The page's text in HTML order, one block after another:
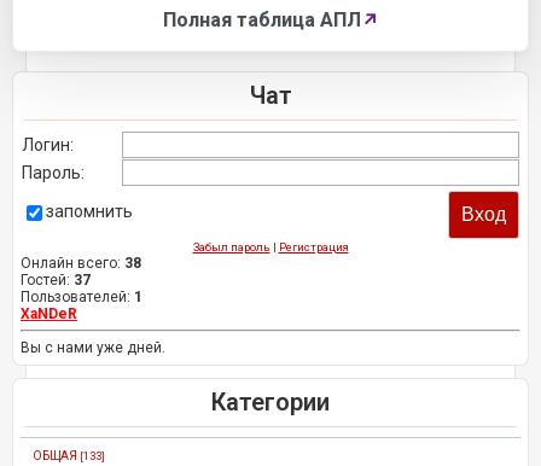
Полная таблица АПЛ ↗
Чат
Логин:
Пароль:
запомнить
Забыл пароль | Регистрация
Онлайн всего: 38
Гостей: 37
Пользователей: 1
XaNDeR
Вы с нами уже дней.
Категории
ОБЩАЯ [133]